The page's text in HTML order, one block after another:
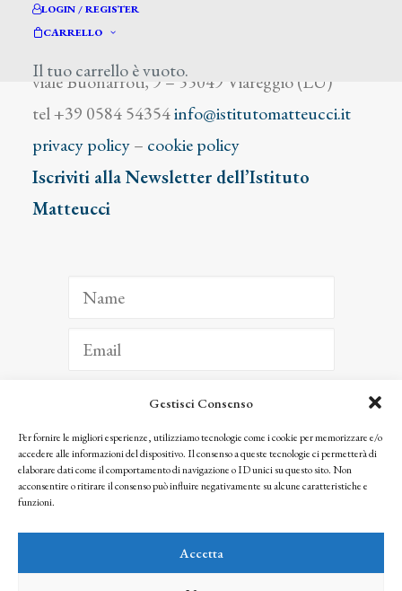
Gestisci Consenso
Per fornire le migliori esperienze, utilizziamo tecnologie come i cookie per memorizzare e/o
accedere alle informazioni del dispositivo. Il consenso a queste tecnologie ci permetterà di
elaborare dati come il comportamento di navigazione o ID unici su questo sito. Non
acconsentire o ritirare il consenso può influire negativamente su alcune caratteristiche e
funzioni.
Accetta
LOGIN / REGISTER
CARRELLO
Il tuo carrello è vuoto.
viale Buonarroti, 9 – 55049 Viareggio (LU)
tel +39 0584 54354info@istitutomatteucci.it
privacy policy– cookie policy
Iscriviti alla Newsletter dell’Istituto
Matteucci
ISCRIVITI
Facendo clic per iscriverti, riconosci che le tue informazioni saranno trattate
seguendo la nostra Privacy Policy
© 2025 Istituto Matteucci. All right reserved
l’autorizzazione scritta dei proprietari dei diritti e dell’Istituto Matteucci